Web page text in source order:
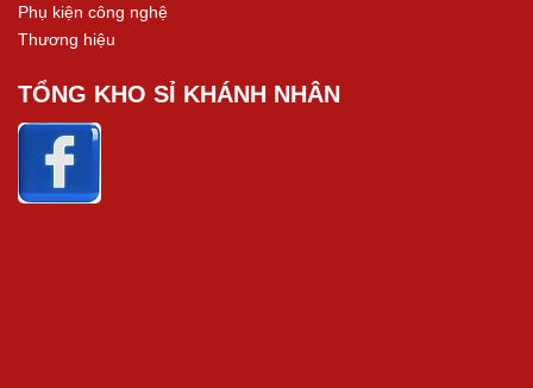
Phụ kiện công nghệ
Thương hiệu
TỔNG KHO SỈ KHÁNH NHÂN